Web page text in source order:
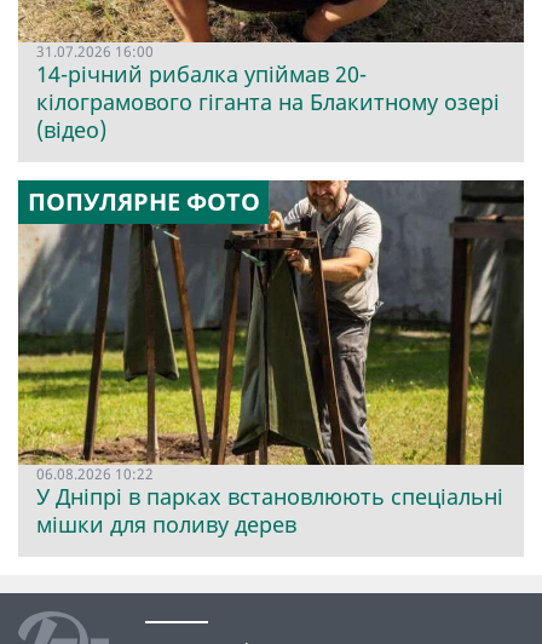
31.07.2026 16:00
14-річний рибалка упіймав 20-
кілограмового гіганта на Блакитному озері
(відео)
ПОПУЛЯРНЕ ФОТО
06.08.2026 10:22
У Дніпрі в парках встановлюють спеціальні
мішки для поливу дерев